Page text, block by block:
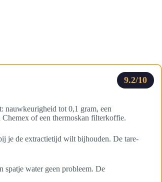
9.2/10
nauwkeurigheid tot 0,1 gram, een
of een thermoskan filterkoffie.
je de extractietijd wilt bijhouden. De tare-
spatje water geen probleem. De